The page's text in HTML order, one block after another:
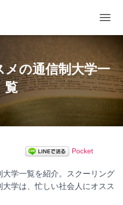
ビ
シ
ョ
ン
を
メの通信制大学一
覧
Pocket
学一覧を紹介。スクーリング
学は、忙しい社会人にオスス